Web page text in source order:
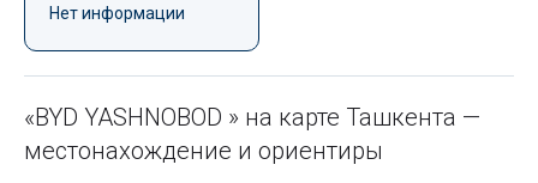
Нет информации
«BYD YASHNOBOD » на карте Ташкента —
местонахождение и ориентиры